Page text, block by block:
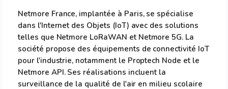
Netmore France, implantée à Paris, se spécialise
dans l'Internet des Objets (IoT) avec des solutions
telles que Netmore LoRaWAN et Netmore 5G. La
société propose des équipements de connectivité IoT
pour l'industrie, notamment le Proptech Node et le
Netmore API. Ses réalisations incluent la
surveillance de la qualité de l'air en milieu scolaire